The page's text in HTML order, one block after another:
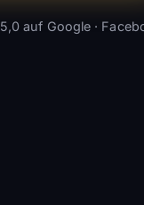
5,0 auf Google ·